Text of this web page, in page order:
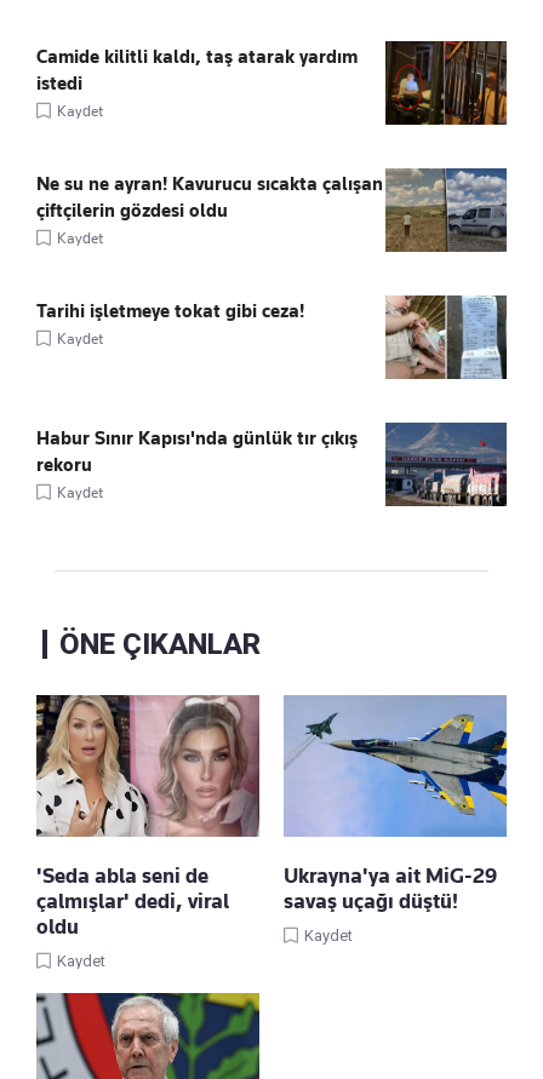
Camide kilitli kaldı, taş atarak yardım
istedi
Kaydet
Ne su ne ayran! Kavurucu sıcakta çalışan
çiftçilerin gözdesi oldu
Kaydet
Tarihi işletmeye tokat gibi ceza!
Kaydet
Habur Sınır Kapısı'nda günlük tır çıkış
rekoru
Kaydet
ÖNE ÇIKANLAR
'Seda abla seni de
çalmışlar' dedi, viral
oldu
Kaydet
Ukrayna'ya ait MiG-29
savaş uçağı düştü!
Kaydet